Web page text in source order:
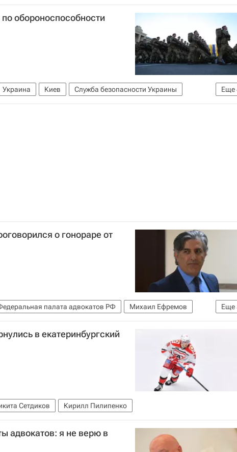
обороноспособности
Еще
Украина Киев
Служба безопасности Украины
112 Украина Ситуация на Украине
о гонораре от
Еще
палата адвокатов РФ
Михаил Ефремов
с участием Ефремова)
Эльман Пашаев
в екатеринбургский
Сетдиков Кирилл Пилипенко
адвокатов: я не верю в